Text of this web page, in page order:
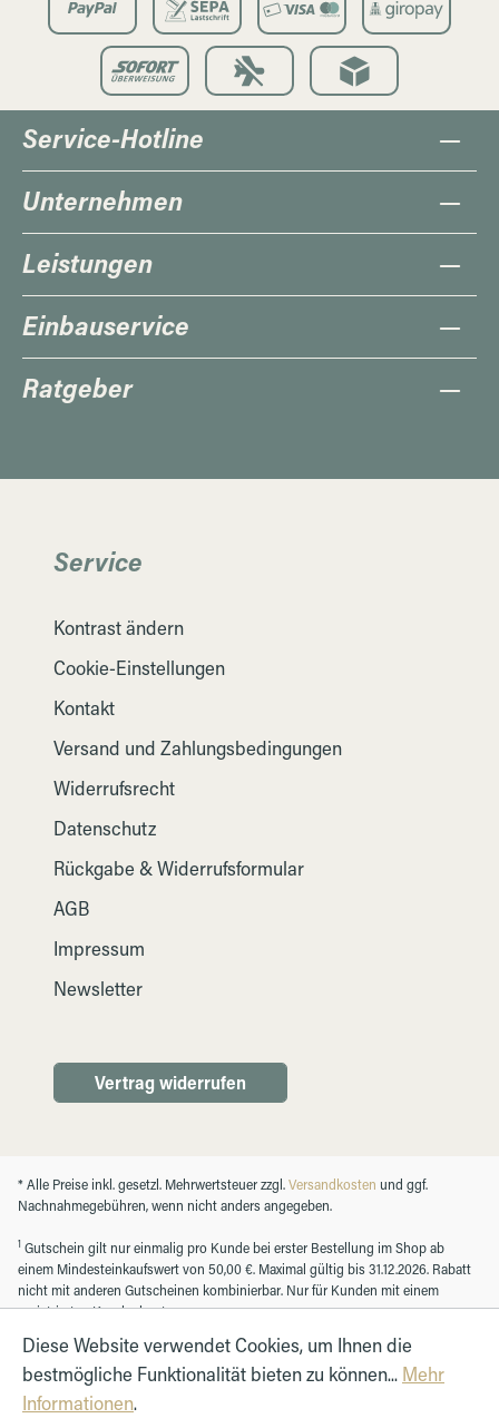
Service-Hotline
Unternehmen
Leistungen
Einbauservice
Ratgeber
Service
Kontrast ändern
Cookie-Einstellungen
Kontakt
Versand und Zahlungsbedingungen
Widerrufsrecht
Datenschutz
Rückgabe & Widerrufsformular
AGB
Impressum
Newsletter
Vertrag widerrufen
* Alle Preise inkl. gesetzl. Mehrwertsteuer zzgl.Versandkosten und ggf.
Nachnahmegebühren, wenn nicht anders angegeben.
1 Gutschein gilt nur einmalig pro Kunde bei erster Bestellung im Shop ab
einem Mindesteinkaufswert von 50,00 €. Maximal gültig bis 31.12.2026. Rabatt
nicht mit anderen Gutscheinen kombinierbar. Nur für Kunden mit einem
registrierten Kundenkonto.
Diese Website verwendet Cookies, um Ihnen die
bestmögliche Funktionalität bieten zu können... Mehr
Informationen.